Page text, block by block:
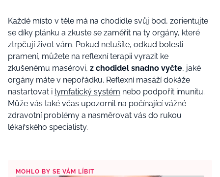
Každé místo v těle má na chodidle svůj bod, zorientujte
se díky plánku a zkuste se zaměřit na ty orgány, které
ztrpčují život vám. Pokud netušíte, odkud bolesti
pramení, můžete na reflexní terapii vyrazit ke
zkušenému masérovi, z chodidel snadno vyčte, jaké
orgány máte v nepořádku. Reflexní masáží dokáže
nastartovat i lymfatický systém nebo podpořit imunitu.
Může vás také včas upozornit na počínající vážné
zdravotní problémy a nasměrovat vás do rukou
lékařského specialisty.
MOHLO BY SE VÁM LÍBIT